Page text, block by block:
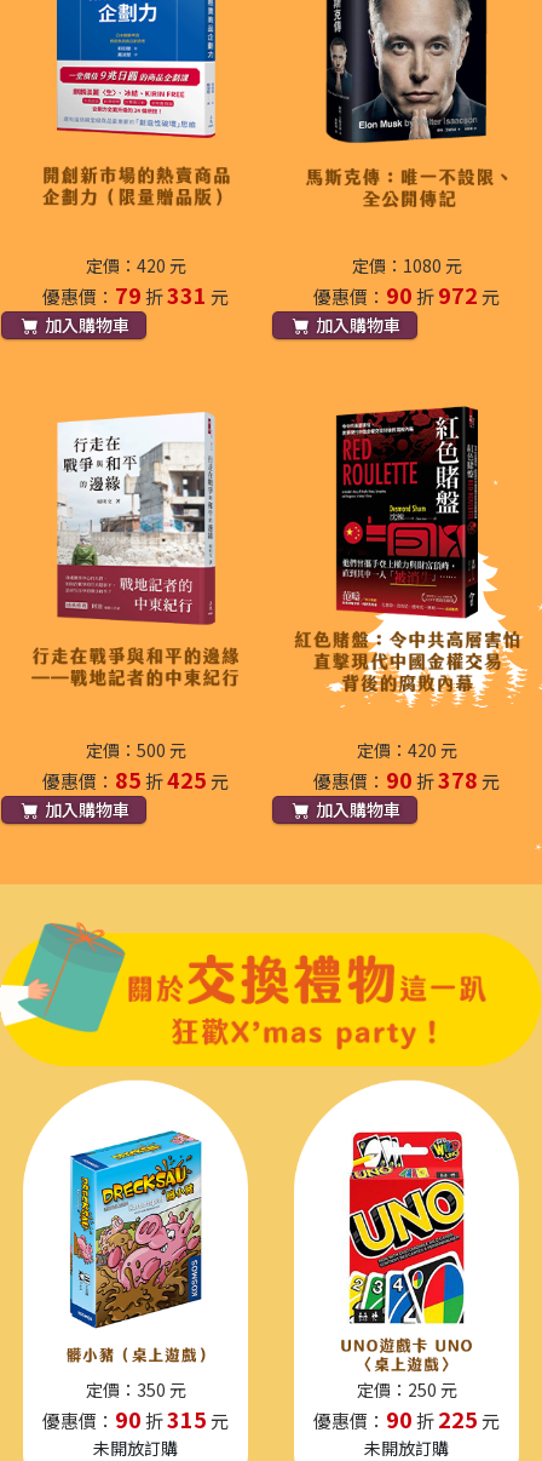
定價：420 元
優惠價： 79折331 元
加入購物車
定價：1080 元
優惠價： 90折972 元
加入購物車
定價：500 元
優惠價： 85折425 元
加入購物車
定價：420 元
優惠價： 90折378 元
加入購物車
定價：350 元
優惠價： 90折315 元
未開放訂購
定價：250 元
優惠價： 90折225 元
未開放訂購